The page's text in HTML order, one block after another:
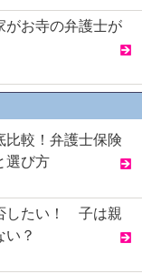
がお寺の弁護士が
比較！弁護士保険
選び方
したい！ 子は親
い？